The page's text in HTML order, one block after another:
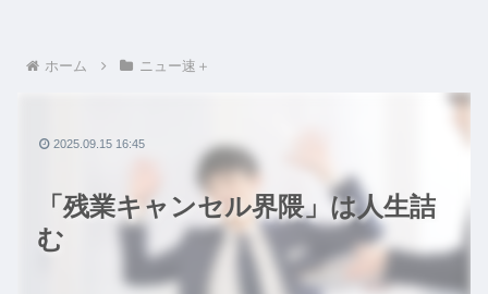
ホーム ニュー速＋
「残業キャンセル界隈」は人生詰
む
2025.09.15 16:45